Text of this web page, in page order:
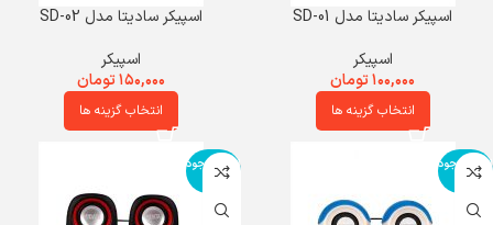
اسپیکر سادیتا مدل SD-01
اسپیکر
۱۰۰,۰۰۰تومان
انتخاب گزینه ها
اسپیکر سادیتا مدل SD-02
اسپیکر
۱۵۰,۰۰۰تومان
انتخاب گزینه ها
اتمام موجود
ی
اتمام موجود
ی